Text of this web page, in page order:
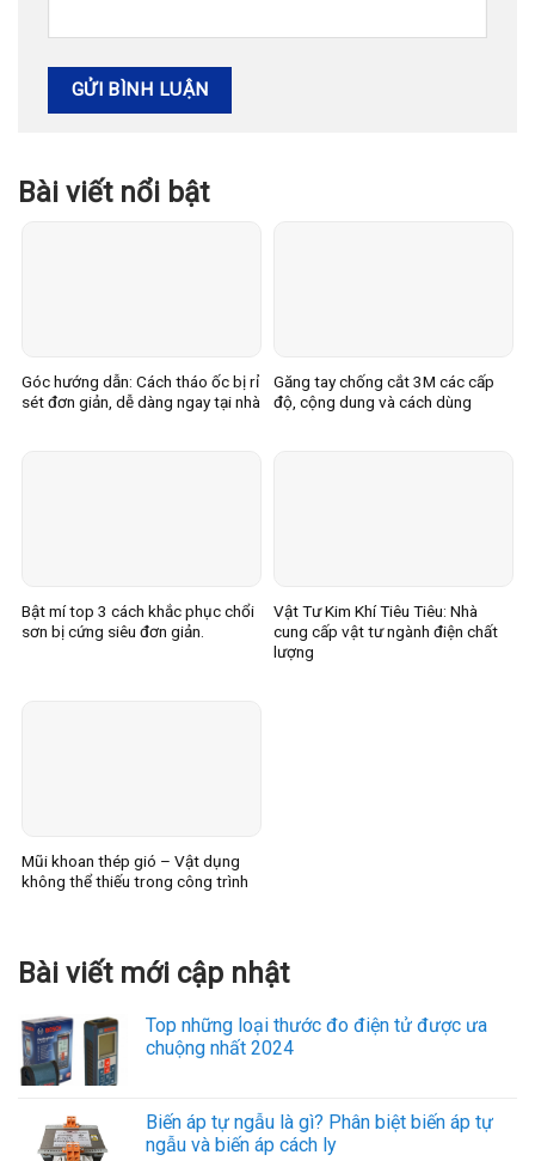
Bài viết nổi bật
Góc hướng dẫn: Cách tháo ốc bị rỉ
sét đơn giản, dễ dàng ngay tại nhà
Găng tay chống cắt 3M các cấp
độ, cộng dung và cách dùng
Bật mí top 3 cách khắc phục chổi
sơn bị cứng siêu đơn giản.
Vật Tư Kim Khí Tiêu Tiêu: Nhà
cung cấp vật tư ngành điện chất
lượng
Mũi khoan thép gió – Vật dụng
không thể thiếu trong công trình
Bài viết mới cập nhật
Top những loại thước đo điện tử được ưa
chuộng nhất 2024
Biến áp tự ngẫu là gì? Phân biệt biến áp tự
ngẫu và biến áp cách ly